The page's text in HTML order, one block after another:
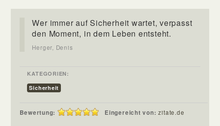
Wer immer auf Sicherheit wartet, verpasst
den Moment, in dem Leben entsteht.
Herger, Denis
KATEGORIEN:
Sicherheit
Bewertung: Eingereicht von:zitate.de